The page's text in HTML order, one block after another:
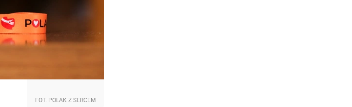
FOT. POLAK Z SERCEM